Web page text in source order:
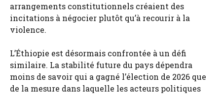
arrangements constitutionnels créaient des
incitations à négocier plutôt qu’à recourir à la
violence.
L’Éthiopie est désormais confrontée à un défi
similaire. La stabilité future du pays dépendra
moins de savoir qui a gagné l’élection de 2026 que
de la mesure dans laquelle les acteurs politiques